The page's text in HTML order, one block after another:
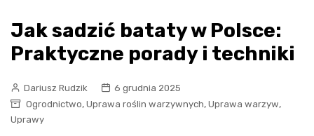
Jak sadzić bataty w Polsce:
Praktyczne porady i techniki
Dariusz Rudzik
6 grudnia 2025
Ogrodnictwo, Uprawa roślin warzywnych, Uprawa warzyw,
Uprawy